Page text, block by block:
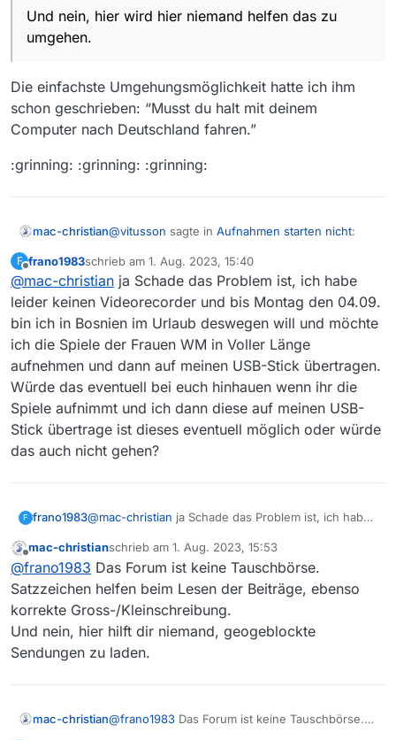
a.akamaihd.net/de/zdf/23/07/230731_0855_frau
https://forum.mediathekview.de/topic/5273/download
-mediathek-view-web?_=1690898915265
Und nein, hier wird hier niemand helfen das zu
Und übrigens: Satzzeichen existieren und machen
Texte erst lesbar.
Und nein, hier wird hier niemand helfen das zu
umgehen.
Die einfachste Umgehungsmöglichkeit hatte ich ihm
schon geschrieben: “Musst du halt mit deinem
Computer nach Deutschland fahren.”
:grinning: :grinning: :grinning:
mac-christian@vitusson sagte in Aufnahmen starten nicht:
Und nein, hier wird hier niemand helfen
das zu umgehen.
Die einfachste Umgehungsmöglichkeit hatte ich
ihm schon geschrieben: “Musst du halt mit
deinem Computer nach Deutschland fahren.”
:grinning: :grinning: :grinning:
F frano1983schrieb am 1. Aug. 2023, 15:40
zuletzt editiert von
@mac-christian ja Schade das Problem ist, ich habe
leider keinen Videorecorder und bis Montag den 04.09.
bin ich in Bosnien im Urlaub deswegen will und möchte
ich die Spiele der Frauen WM in Voller Länge
aufnehmen und dann auf meinen USB-Stick übertragen.
Würde das eventuell bei euch hinhauen wenn ihr die
Spiele aufnimmt und ich dann diese auf meinen USB-
Stick übertrage ist dieses eventuell möglich oder würde
das auch nicht gehen?
F frano1983@mac-christian ja Schade das Problem ist, ich habe
04.09. bin ich in Bosnien im Urlaub deswegen will
und möchte ich die Spiele der Frauen WM in Voller
Länge aufnehmen und dann auf meinen USB-Stick
übertragen. Würde das eventuell bei euch hinhauen
wenn ihr die Spiele aufnimmt und ich dann diese auf
meinen USB-Stick übertrage ist dieses eventuell
möglich oder würde das auch nicht gehen?
Offline
mac-christianschrieb am 1. Aug. 2023, 15:53
zuletzt editiert von
@frano1983 Das Forum ist keine Tauschbörse.
Satzzeichen helfen beim Lesen der Beiträge, ebenso
korrekte Gross-/Kleinschreibung.
Und nein, hier hilft dir niemand, geogeblockte
Sendungen zu laden.
mac-christian@frano1983 Das Forum ist keine Tauschbörse.